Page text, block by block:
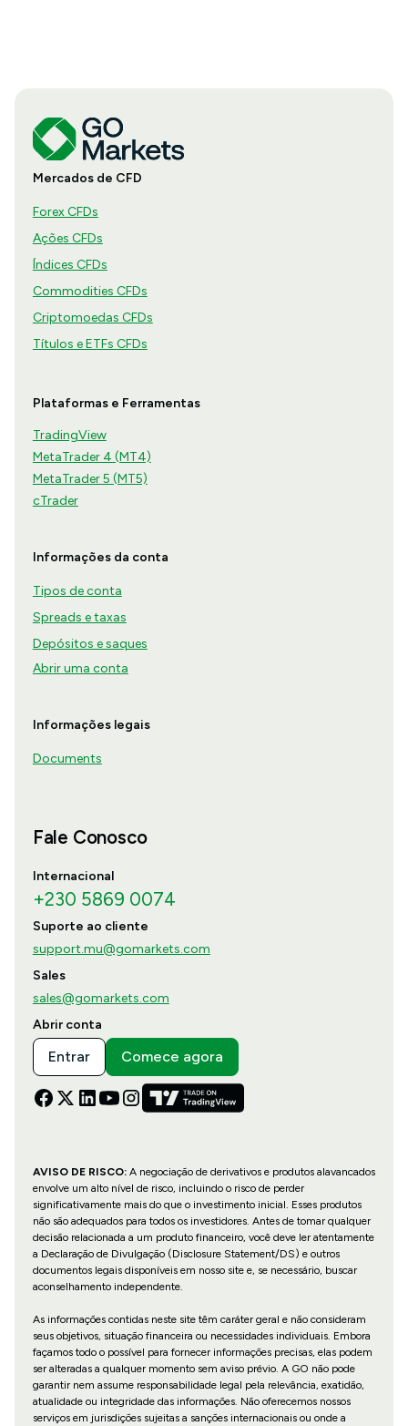
Mercados de CFD
Forex CFDs
Ações CFDs
Índices CFDs
Commodities CFDs
Criptomoedas CFDs
Títulos e ETFs CFDs
Plataformas e Ferramentas
TradingView
MetaTrader 4 (MT4)
MetaTrader 5 (MT5)
cTrader
Informações da conta
Tipos de conta
Spreads e taxas
Depósitos e saques
Abrir uma conta
Informações legais
Documents
Fale Conosco
Internacional
+230 5869 0074
Suporte ao cliente
support.mu@gomarkets.com
Sales
sales@gomarkets.com
Abrir conta
Entrar Comece agora
AVISO DE RISCO:A negociação de derivativos e produtos alavancados
envolve um alto nível de risco, incluindo o risco de perder
significativamente mais do que o investimento inicial. Esses produtos
não são adequados para todos os investidores. Antes de tomar qualquer
decisão relacionada a um produto financeiro, você deve ler atentamente
a Declaração de Divulgação (Disclosure Statement/DS) e outros
documentos legais disponíveis em nosso site e, se necessário, buscar
aconselhamento independente.
As informações contidas neste site têm caráter geral e não consideram
seus objetivos, situação financeira ou necessidades individuais. Embora
façamos todo o possível para fornecer informações precisas, elas podem
ser alteradas a qualquer momento sem aviso prévio. A GO não pode
garantir nem assume responsabilidade legal pela relevância, exatidão,
atualidade ou integridade das informações. Não oferecemos nossos
serviços em jurisdições sujeitas a sanções internacionais ou onde a